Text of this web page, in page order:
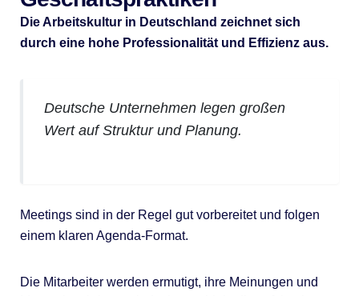
Die Arbeitskultur in Deutschland zeichnet sich
durch eine hohe Professionalität und Effizienz aus.
Deutsche Unternehmen legen großen
Wert auf Struktur und Planung.
Meetings sind in der Regel gut vorbereitet und folgen
einem klaren Agenda-Format.
Die Mitarbeiter werden ermutigt, ihre Meinungen und